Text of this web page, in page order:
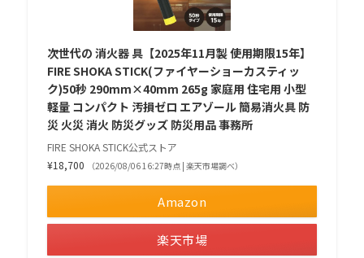
次世代の 消火器 具【2025年11月製 使用期限15年】
FIRE SHOKA STICK(ファイヤーショーカスティッ
ク)50秒 290mm×40mm 265g 家庭用 住宅用 小型
軽量 コンパクト 汚損ゼロ エアゾール 簡易消火具 防
災 火災 消火 防災グッズ 防災用品 事務所
FIRE SHOKA STICK公式ストア
¥18,700
（2026/08/06 16:27時点 | 楽天市場調べ）
Amazon
楽天市場